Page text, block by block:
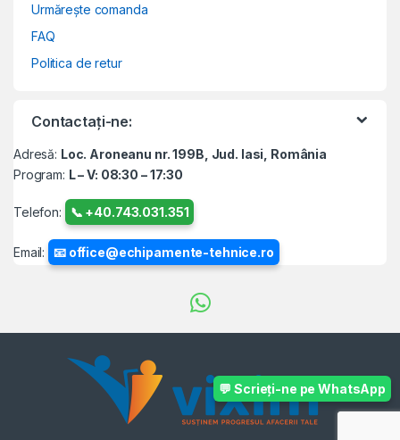
💬 Scrieți-ne pe WhatsApp
Urmărește comanda
FAQ
Politica de retur
Contactați-ne:
Adresă: Loc. Aroneanu nr. 199B, Jud. Iasi, România
Program: L – V: 08:30 – 17:30
Telefon: 📞 +40.743.031.351
Email: 📧 office@echipamente-tehnice.ro